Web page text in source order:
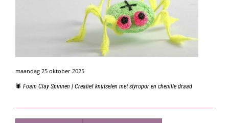
maandag 25 oktober 2025
🕷️ Foam Clay Spinnen | Creatief knutselen met styropor en chenille draad